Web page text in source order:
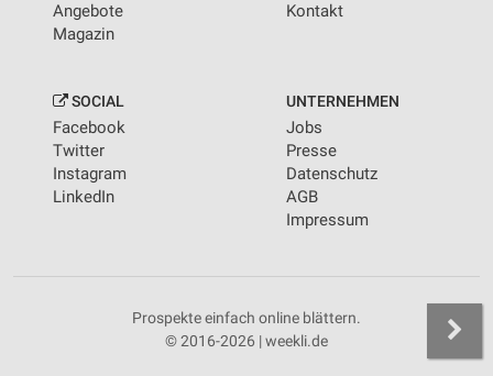
Angebote
Magazin
Kontakt
SOCIAL
Facebook
Twitter
Instagram
LinkedIn
UNTERNEHMEN
Jobs
Presse
Datenschutz
AGB
Impressum
Prospekte einfach online blättern.
© 2016-2026 | weekli.de